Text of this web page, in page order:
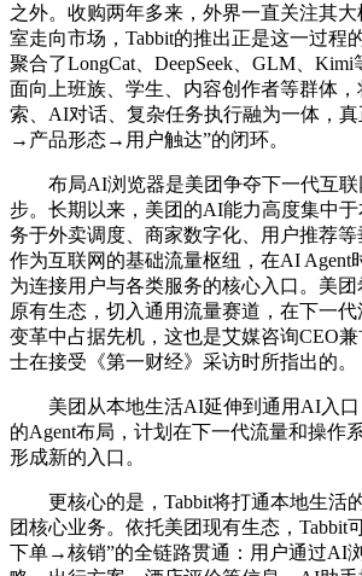
之外。收购两年多来，外界一直关注其
室走向市场，Tabbit的推出正是这一过程
聚合了LongCat、DeepSeek、GLM、Kimi
面向上班族、学生、内容创作者等群体
索、AI对话、复杂任务执行融为一体，真
→产品形态→用户触达”的闭环。
布局AI浏览器是美团争夺下一代互联
步。长期以来，美团的AI能力高度集中
务于外卖调度、商家数字化、用户推荐
作为互联网的基础流量枢纽，在AI Agent
为连接用户与各类服务的核心入口。美团
原有生态，切入通用流量赛道，在下一
变革中占据先机，这也是艾媒咨询CEO
士在接受《第一财经》采访时所指出的。
美团从本地生活AI延伸到通用AI入口
的Agent布局，计划在下一代流量和操作
形成新的入口。
更核心的是，Tabbit将打通本地生活
团核心业务。依托美团现有生态，
下单→核销”的全链路贯通：用户通过AI